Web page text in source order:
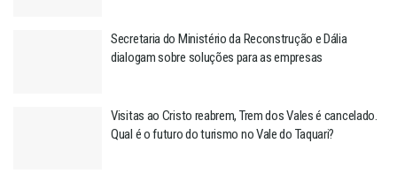
Secretaria do Ministério da Reconstrução e Dália
dialogam sobre soluções para as empresas
Visitas ao Cristo reabrem, Trem dos Vales é cancelado.
Qual é o futuro do turismo no Vale do Taquari?